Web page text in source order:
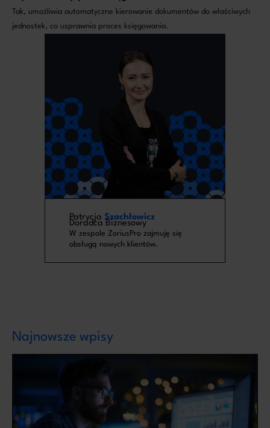
Tak, umożliwia automatyczne kierowanie dokumentów do właściwych
jednostek, co usprawnia proces księgowania.
Patrycja Szachłowicz
Doradca Biznesowy
W zespole ZoriusPro zajmuję się
obsługą nowych klientów.
Najnowsze wpisy